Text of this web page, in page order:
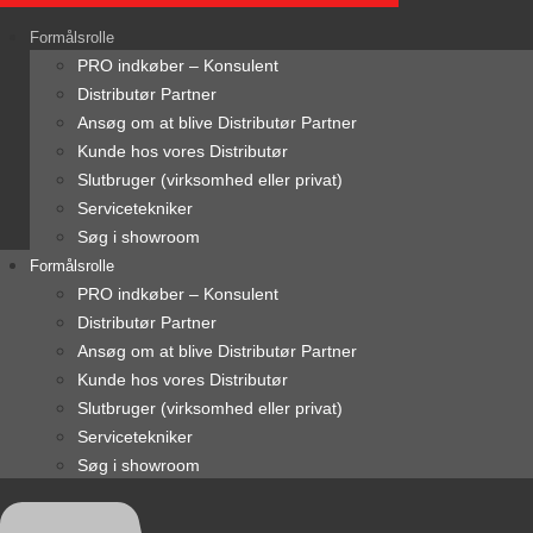
content
Formålsrolle
PRO indkøber – Konsulent
Distributør Partner
Ansøg om at blive Distributør Partner
Kunde hos vores Distributør
Slutbruger (virksomhed eller privat)
Servicetekniker
Søg i showroom
Formålsrolle
PRO indkøber – Konsulent
Distributør Partner
Ansøg om at blive Distributør Partner
Kunde hos vores Distributør
Slutbruger (virksomhed eller privat)
Servicetekniker
Søg i showroom